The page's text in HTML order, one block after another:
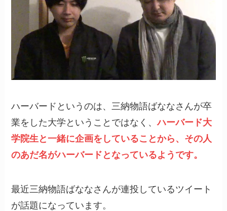
ハーバードというのは、三納物語ばななさんが卒
業をした大学ということではなく、ハーバード大
学院生と一緒に企画をしていることから、その人
のあだ名がハーバードとなっているようです。
最近三納物語ばななさんが連投しているツイート
が話題になっています。